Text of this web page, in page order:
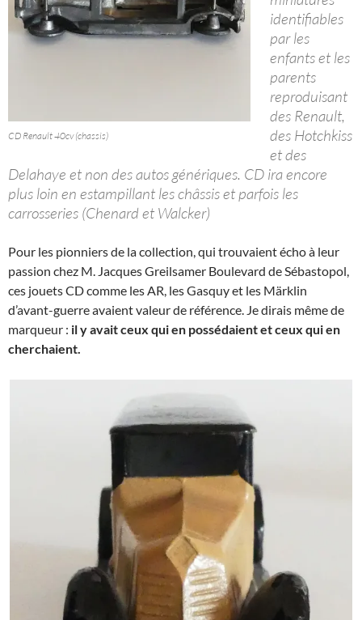
CD Renault 40cv (chassis)
identifiables
par les
enfants et les
parents
reproduisant
des Renault,
des Hotchkiss
et des
Delahaye et non des autos génériques. CD ira encore
plus loin en estampillant les châssis et parfois les
carrosseries (Chenard et Walcker)
Pour les pionniers de la collection, qui trouvaient écho à leur
passion chez M. Jacques Greilsamer Boulevard de Sébastopol,
ces jouets CD comme les AR, les Gasquy et les Märklin
d’avant-guerre avaient valeur de référence. Je dirais même de
marqueur : il y avait ceux qui en possédaient et ceux qui en
cherchaient.